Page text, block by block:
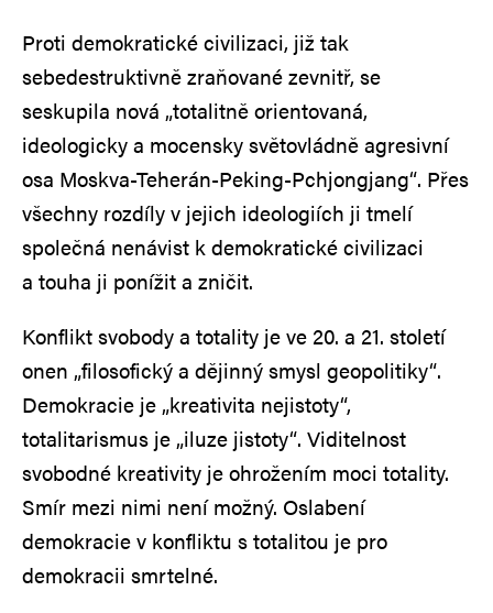
Proti demokratické civilizaci, již tak
sebedestruktivně zraňované zevnitř, se
seskupila nová „totalitně orientovaná,
ideologicky a mocensky světovládně agresivní
osa Moskva-Teherán-Peking-Pchjongjang“. Přes
všechny rozdíly v jejich ideologiích ji tmelí
společná nenávist k demokratické civilizaci
a touha ji ponížit a zničit.
Konflikt svobody a totality je ve 20. a 21. století
onen „filosofický a dějinný smysl geopolitiky“.
Demokracie je „kreativita nejistoty“,
totalitarismus je „iluze jistoty“. Viditelnost
svobodné kreativity je ohrožením moci totality.
Smír mezi nimi není možný. Oslabení
demokracie v konfliktu s totalitou je pro
demokracii smrtelné.